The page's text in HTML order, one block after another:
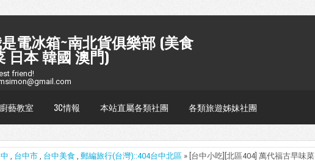
電冰箱~南北貨俱樂部 (美食
日本 韓國 澳門)
friend!
藝教室 3C情報 本站直屬各類社團 各類旅遊姊妹社團
, 台中市 , 台中美食 , 郵編旅行(台灣)::404台中北區 » [台中小吃][北區404] 萬代福古早味菜